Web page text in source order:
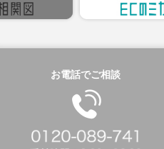
お電話でご相談